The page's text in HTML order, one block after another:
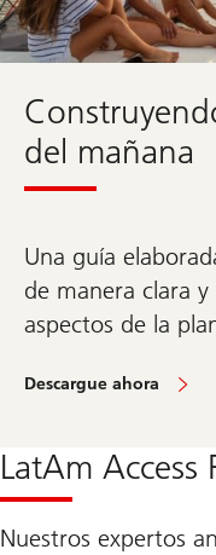
Way
UBS
del mañana
Una guía
de manera clara
aspectos de la
Ir
sobre
Way
UBS
Descargue ahora
LatAm Access
Nuestros expertos